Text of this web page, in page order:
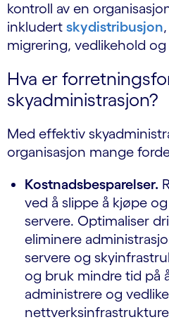
kontroll av en
inkludert skydistribusjon,
migrering, vedlikehold
Hva er
skyadministrasjon?
Med effektiv
organisasjon mange
Kostnadsbesparelser.
ved å slippe å kjøpe
servere. Optimaliser
eliminere
servere og
og bruk mindre tid på
administrere og